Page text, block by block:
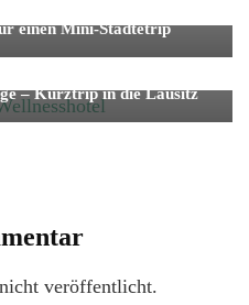
einen Mini-Städtetrip
– Kurztrip in die Lausitz
veröffentlicht.